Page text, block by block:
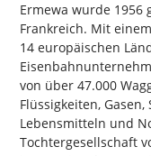
Ermewa wurde
Frankreich. Mit
14 europäischen
von über 47.000
Flüssigkeiten,
Lebensmitteln und
Tochtergesellschaft